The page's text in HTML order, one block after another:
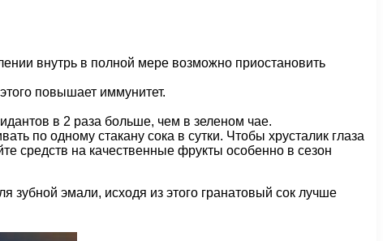
внутрь в полной мере возможно приостановить
повышает иммунитет.
в 2 раза больше, чем в зеленом чае.
по одному стакану сока в сутки. Чтобы хрусталик глаза
средств на качественные фрукты особенно в сезон
зубной эмали, исходя из этого гранатовый сок лучше